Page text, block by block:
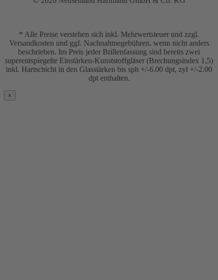
* Alle Preise verstehen sich inkl. Mehrwertsteuer und zzgl.
Versandkosten und ggf. Nachnahmegebühren, wenn nicht anders
beschrieben. Im Preis jeder Brillenfassung sind bereits zwei
superentspiegelte Einstärken-Kunststoffgläser (Brechungsindex 1,5)
inkl. Hartschicht in den Glasstärken bis sph +/-6.00 dpt, zyl +/-2.00
dpt enthalten.
×